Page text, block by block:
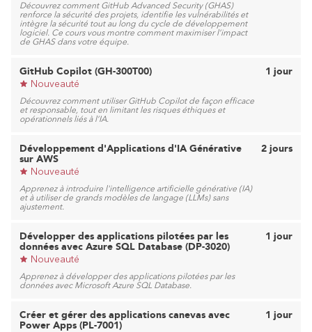
Découvrez comment GitHub Advanced Security (GHAS)
renforce la sécurité des projets, identifie les vulnérabilités et
intègre la sécurité tout au long du cycle de développement
logiciel. Ce cours vous montre comment maximiser l’impact
de GHAS dans votre équipe.
GitHub Copilot (GH-300T00)
Nouveauté
Découvrez comment utiliser GitHub Copilot de façon efficace
et responsable, tout en limitant les risques éthiques et
opérationnels liés à l’IA.
1 jour
Développement d'Applications d'IA Générative
sur AWS
Nouveauté
Apprenez à introduire l'intelligence artificielle générative (IA)
et à utiliser de grands modèles de langage (LLMs) sans
ajustement.
2 jours
Développer des applications pilotées par les
données avec Azure SQL Database (DP-3020)
Nouveauté
Apprenez à développer des applications pilotées par les
données avec Microsoft Azure SQL Database.
1 jour
Créer et gérer des applications canevas avec
Power Apps (PL-7001)
1 jour